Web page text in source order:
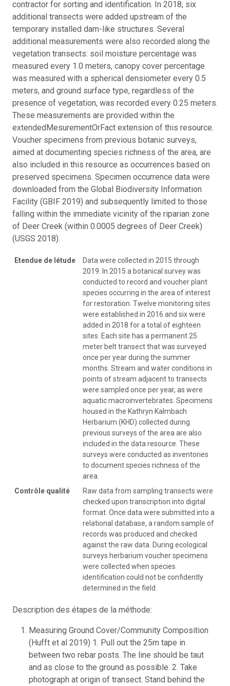
contractor for sorting and identification. In 2018, six
additional transects were added upstream of the
temporary installed dam-like structures. Several
additional measurements were also recorded along the
vegetation transects: soil moisture percentage was
measured every 1.0 meters, canopy cover percentage
was measured with a spherical densiometer every 0.5
meters, and ground surface type, regardless of the
presence of vegetation, was recorded every 0.25 meters.
These measurements are provided within the
extendedMesurementOrFact extension of this resource.
Voucher specimens from previous botanic surveys,
aimed at documenting species richness of the area, are
also included in this resource as occurrences based on
preserved specimens. Specimen occurrence data were
downloaded from the Global Biodiversity Information
Facility (GBIF 2019) and subsequently limited to those
falling within the immediate vicinity of the riparian zone
of Deer Creek (within 0.0005 degrees of Deer Creek)
(USGS 2018).
Etendue de létude
Data were collected in 2015 through
2019. In 2015 a botanical survey was
conducted to record and voucher plant
species occurring in the area of interest
for restoration. Twelve monitoring sites
were established in 2016 and six were
added in 2018 for a total of eighteen
sites. Each site has a permanent 25
meter belt transect that was surveyed
once per year during the summer
months. Stream and water conditions in
points of stream adjacent to transects
were sampled once per year, as were
aquatic macroinvertebrates. Specimens
housed in the Kathryn Kalmbach
Herbarium (KHD) collected during
previous surveys of the area are also
included in the data resource. These
surveys were conducted as inventories
to document species richness of the
area.
Contrôle qualité
Raw data from sampling transects were
checked upon transcription into digital
format. Once data were submitted into a
relational database, a random sample of
records was produced and checked
against the raw data. During ecological
surveys herbarium voucher specimens
were collected when species
identification could not be confidently
determined in the field.
Description des étapes de la méthode:
Measuring Ground Cover/Community Composition
(Hufft et al 2019) 1. Pull out the 25m tape in
between two rebar posts. The line should be taut
and as close to the ground as possible. 2. Take
photograph at origin of transect. Stand behind the